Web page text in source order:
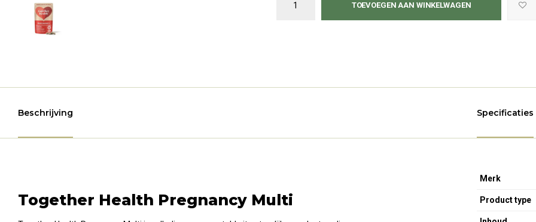
TOEVOEGEN AAN WINKELWAGEN
Beschrijving Specificaties
Together Health Pregnancy Multi
Merk
Product type